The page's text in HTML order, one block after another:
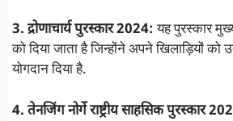
3. द्रोणाचार्य पुरस्कार 2024:यह पुरस्कार
को दिया जाता है जिन्होंने अपने खिलाड़ियों को
योगदान दिया है.
4. तेनजिंग नोर्गे राष्ट्रीय साहसिक पुरस्कार